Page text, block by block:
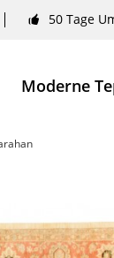
50 Tage
Moderne